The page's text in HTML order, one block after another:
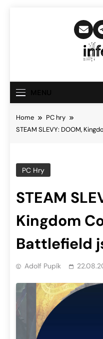
Home
PC hry
STEAM SLEVY: DOOM,
PC Hry
STEAM
Kingdom
Battlefield
Adolf Pupík